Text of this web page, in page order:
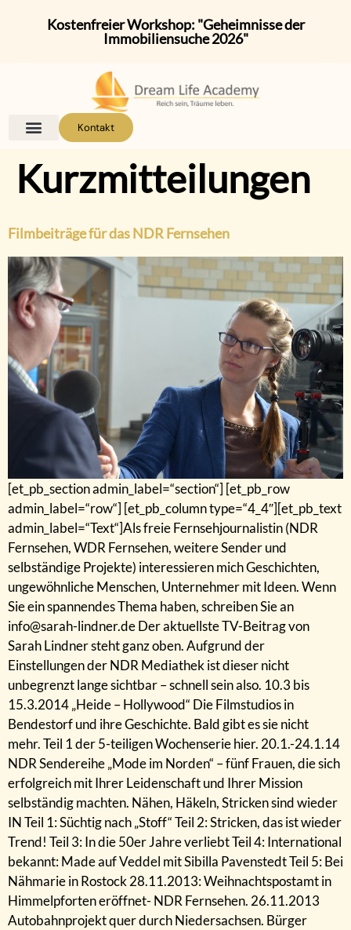
Kostenfreier Workshop: "Geheimnisse der
Immobiliensuche 2026"
Kontakt
Kurzmitteilungen
Filmbeiträge für das NDR Fernsehen
[et_pb_section admin_label=“section“] [et_pb_row
admin_label=“row“] [et_pb_column type=“4_4″][et_pb_text
admin_label=“Text“]Als freie Fernsehjournalistin (NDR
Fernsehen, WDR Fernsehen, weitere Sender und
selbständige Projekte) interessieren mich Geschichten,
ungewöhnliche Menschen, Unternehmer mit Ideen. Wenn
Sie ein spannendes Thema haben, schreiben Sie an
info@sarah-lindner.de Der aktuellste TV-Beitrag von
Sarah Lindner steht ganz oben. Aufgrund der
Einstellungen der NDR Mediathek ist dieser nicht
unbegrenzt lange sichtbar – schnell sein also. 10.3 bis
15.3.2014 „Heide – Hollywood“ Die Filmstudios in
Bendestorf und ihre Geschichte. Bald gibt es sie nicht
mehr. Teil 1 der 5-teiligen Wochenserie hier. 20.1.-24.1.14
NDR Sendereihe „Mode im Norden“ – fünf Frauen, die sich
erfolgreich mit Ihrer Leidenschaft und Ihrer Mission
selbständig machten. Nähen, Häkeln, Stricken sind wieder
IN Teil 1: Süchtig nach „Stoff“ Teil 2: Stricken, das ist wieder
Trend! Teil 3: In die 50er Jahre verliebt Teil 4: International
bekannt: Made auf Veddel mit Sibilla Pavenstedt Teil 5: Bei
Nähmarie in Rostock 28.11.2013: Weihnachtspostamt in
Himmelpforten eröffnet- NDR Fernsehen. 26.11.2013
Autobahnprojekt quer durch Niedersachsen. Bürger